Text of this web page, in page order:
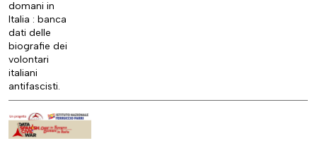
domani in
Italia : banca
dati delle
biografie dei
volontari
italiani
antifascisti.